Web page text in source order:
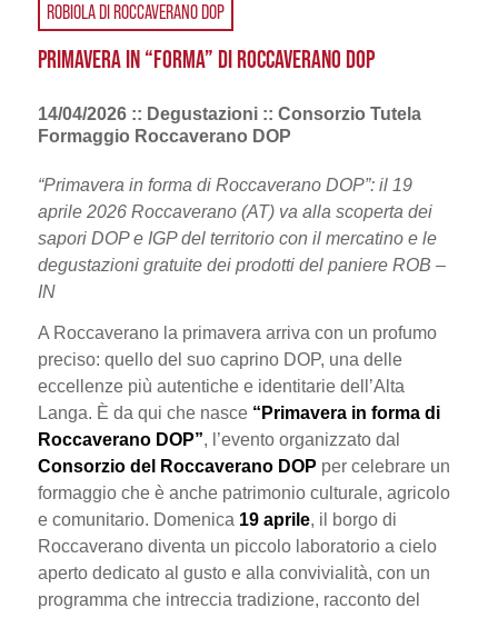
ROBIOLA DI ROCCAVERANO DOP
PRIMAVERA IN “FORMA” DI ROCCAVERANO DOP
14/04/2026 :: Degustazioni :: Consorzio Tutela
Formaggio Roccaverano DOP
“Primavera in forma di Roccaverano DOP”: il 19
aprile 2026 Roccaverano (AT) va alla scoperta dei
sapori DOP e IGP del territorio con il mercatino e le
degustazioni gratuite dei prodotti del paniere ROB –
IN
A Roccaverano la primavera arriva con un profumo
preciso: quello del suo caprino DOP, una delle
eccellenze più autentiche e identitarie dell’Alta
Langa. È da qui che nasce “Primavera in forma di
Roccaverano DOP”, l’evento organizzato dal
Consorzio del Roccaverano DOP per celebrare un
formaggio che è anche patrimonio culturale, agricolo
e comunitario. Domenica 19 aprile, il borgo di
Roccaverano diventa un piccolo laboratorio a cielo
aperto dedicato al gusto e alla convivialità, con un
programma che intreccia tradizione, racconto del